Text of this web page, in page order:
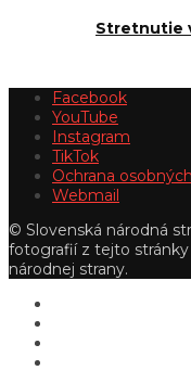
Stretnutie
Facebook
YouTube
Instagram
TikTok
Ochrana
Webmail
© Slovenská národná
fotografií z tejto
národnej strany.